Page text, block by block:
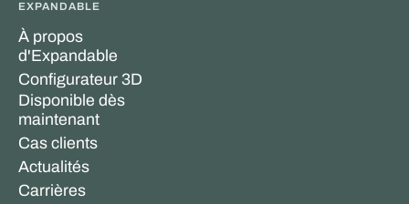
EXPANDABLE
À propos
d'Expandable
Configurateur 3D
Disponible dès
maintenant
Cas clients
Actualités
Carrières